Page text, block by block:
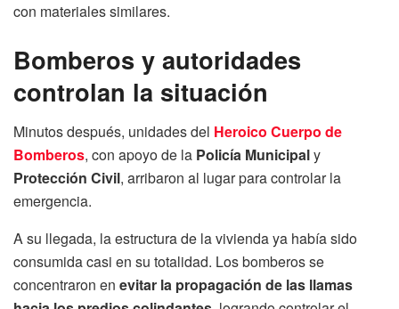
con materiales similares.
Bomberos y autoridades
controlan la situación
Minutos después, unidades del Heroico Cuerpo de
Bomberos, con apoyo de la Policía Municipaly
Protección Civil, arribaron al lugar para controlar la
emergencia.
A su llegada, la estructura de la vivienda ya había sido
consumida casi en su totalidad. Los bomberos se
concentraron en evitar la propagación de las llamas